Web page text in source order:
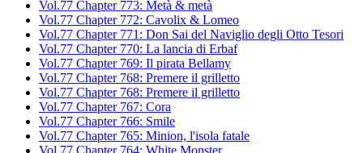
Vol.77 Chapter 773: Metà & metà
Vol.77 Chapter 772: Cavolix & Lomeo
Vol.77 Chapter 771: Don Sai del Naviglio degli Otto Tesori
Vol.77 Chapter 770: La lancia di Erbaf
Vol.77 Chapter 769: Il pirata Bellamy
Vol.77 Chapter 768: Premere il grilletto
Vol.77 Chapter 768: Premere il grilletto
Vol.77 Chapter 767: Cora
Vol.77 Chapter 766: Smile
Vol.77 Chapter 765: Minion, l'isola fatale
Vol.77 Chapter 764: White Monster